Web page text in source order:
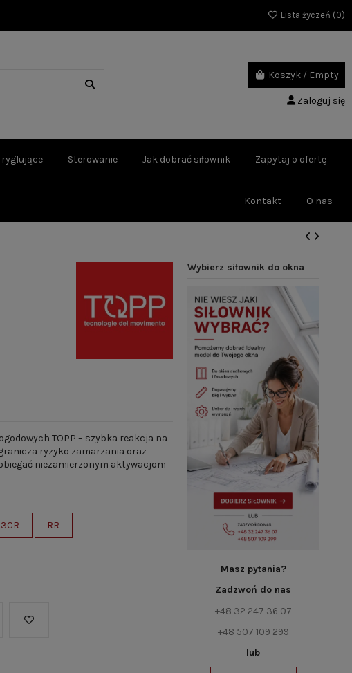
Lista życzeń (0)
Koszyk / Empty
Zaloguj się
ryglujące Sterowanie Jak dobrać siłownik Zapytaj o ofertę
O nas
Kontakt
TOPP – szybka reakcja na
ryzyko zamarzania oraz
niezamierzonym aktywacjom
RR
Wybierz siłownik do okna
Masz pytania?
Zadzwoń do nas
+48 32 247 36 07
+48 507 109 299
lub